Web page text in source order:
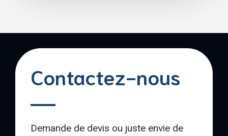
Contactez-nous
Demande de devis ou juste envie de